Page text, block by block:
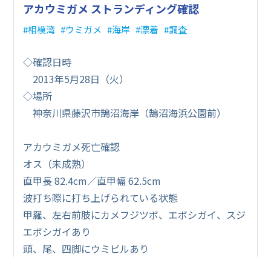
アカウミガメ ストランディング確認
相模湾 ウミガメ 海岸 漂着 調査
◇確認日時
2013年5月28日（火）
◇場所
神奈川県藤沢市鵠沼海岸（鵠沼海浜公園前）
アカウミガメ死亡確認
オス（未成熟）
直甲長 82.4cm／直甲幅 62.5cm
波打ち際に打ち上げられている状態
甲羅、左右前肢にカメフジツボ、エボシガイ、スジ
エボシガイあり
頭、尾、四脚にウミビルあり